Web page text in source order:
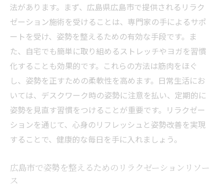
法があります。まず、広島県広島市で提供されるリラク
ゼーション施術を受けることは、専門家の手によるサポ
ートを受け、姿勢を整えるための有効な手段です。ま
た、自宅でも簡単に取り組めるストレッチやヨガを習慣
化することも効果的です。これらの方法は筋肉をほぐ
し、姿勢を正すための柔軟性を高めます。日常生活にお
いては、デスクワーク時の姿勢に注意を払い、定期的に
姿勢を見直す習慣をつけることが重要です。リラクゼー
ションを通じて、心身のリフレッシュと姿勢改善を実現
することで、健康的な毎日を手に入れましょう。
広島市で姿勢を整えるためのリラクゼーションリソー
ス